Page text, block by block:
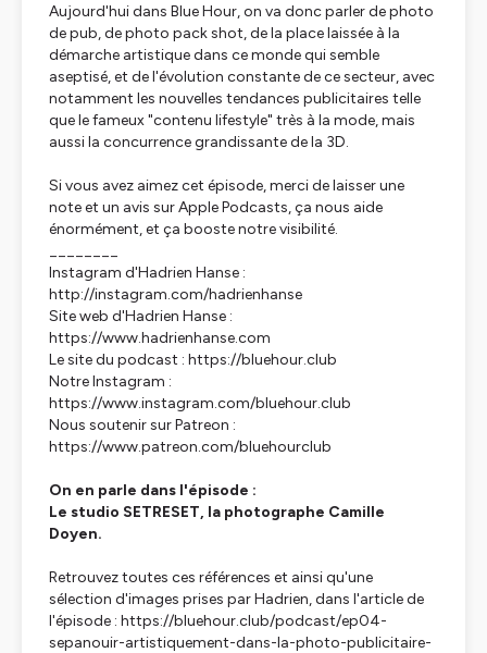
Aujourd'hui dans Blue Hour, on va donc parler de photo
de pub, de photo pack shot, de la place laissée à la
démarche artistique dans ce monde qui semble
aseptisé, et de l'évolution constante de ce secteur, avec
notamment les nouvelles tendances publicitaires telle
que le fameux "contenu lifestyle" très à la mode, mais
aussi la concurrence grandissante de la 3D.
Si vous avez aimez cet épisode, merci de laisser une
note et un avis sur Apple Podcasts, ça nous aide
énormément, et ça booste notre visibilité.
Instagram d'Hadrien Hanse :
http://instagram.com/hadrienhanse
Site web d'Hadrien Hanse :
https://www.hadrienhanse.com
Le site du podcast : https://bluehour.club
Notre Instagram :
https://www.instagram.com/bluehour.club
Nous soutenir sur Patreon :
https://www.patreon.com/bluehourclub
On en parle dans l'épisode :
Le studio SETRESET, la photographe Camille
Doyen.
Retrouvez toutes ces références et ainsi qu'une
sélection d'images prises par Hadrien, dans l'article de
l'épisode : https://bluehour.club/podcast/ep04-
sepanouir-artistiquement-dans-la-photo-publicitaire-